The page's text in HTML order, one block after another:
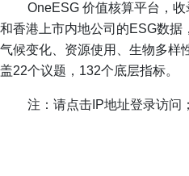
OneESG 价值核算平台，
和香港上市内地公司的ESG数据
气候变化、资源使用、生物多样
盖22个议题，132个底层指标。
注：请点击IP地址登录访问